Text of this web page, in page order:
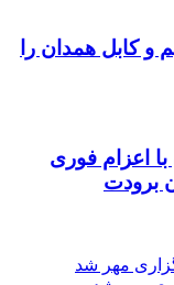
و کابل همدان را
اعزام فوری
برودت